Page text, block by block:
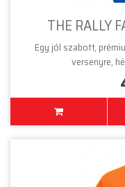
THE RALLY
Egy jól szabott,
versenyre,